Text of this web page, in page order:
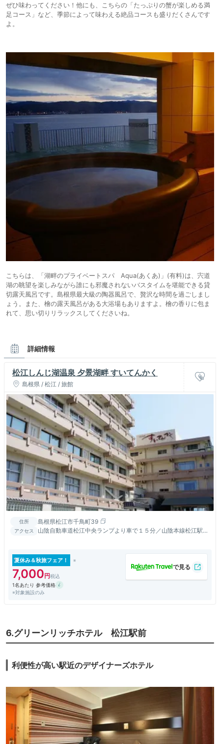
ぜひ味わってください！他にも、こちらの「たっぷりの蟹が楽しめる満
足コース」など、季節によって味わえる絶品コースも盛りだくさんです
よ。
こちらは、「湖畔のプライベートスパ Aqua(あくあ)」(有料)は、宍道
湖の眺望を楽しみながら誰にも邪魔されないバスタイムを堪能できる貸
切露天風呂です。島根県最大級の陶器風呂で、贅沢な時間を過ごしまし
ょう。また、檜の露天風呂がある大浴場もありますよ。檜の⾹りに包ま
れて、思い切りリラックスしてくださいね。
詳細情報
松江しんじ湖温泉 夕景湖畔 すいてんかく
島根県 / 松江 / 旅館
住所 島根県松江市千鳥町39
アクセス
山陰自動車道松江中央ランプより車で１５分／山陰本線松江駅よ
夏休み＆秋旅フェア！
7,000
1名あたり 参考価格
※対象施設のみ
6.グリーンリッチホテル 松江駅前
利便性が高い駅近のデザイナーズホテル